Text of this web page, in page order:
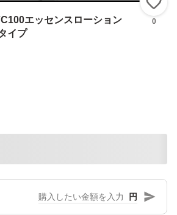
エッセンスローション
イプ
0
円